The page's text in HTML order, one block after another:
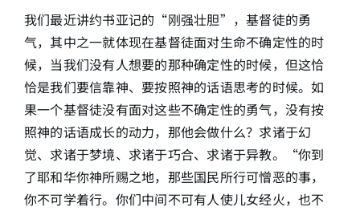
我们最近讲约书亚记的“刚强壮胆”，基督徒的勇
气，其中之一就体现在基督徒面对生命不确定性的时
候，当我们没有人想要的那种确定性的时候，但这恰
恰是我们要信靠神、要按照神的话语思考的时候。如
果一个基督徒没有面对这些不确定性的勇气，没有按
照神的话语成长的动力，那他会做什么？求诸于幻
觉、求诸于梦境、求诸于巧合、求诸于异教。“你到
了耶和华你神所赐之地，那些国民所行可憎恶的事，
你不可学着行。你们中间不可有人使儿女经火，也不